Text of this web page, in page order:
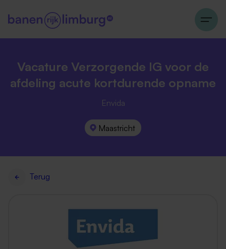
Vacature Verzorgende IG voor de
afdeling acute kortdurende opname
Envida
Maastricht
Terug